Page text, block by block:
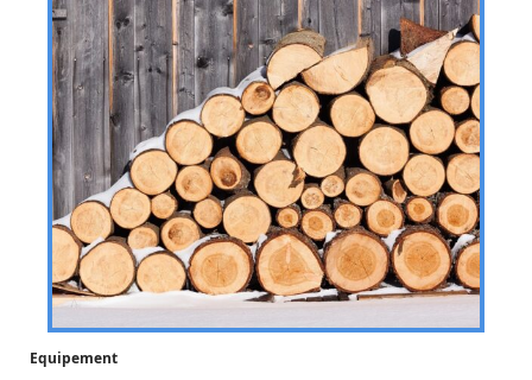
Equipement